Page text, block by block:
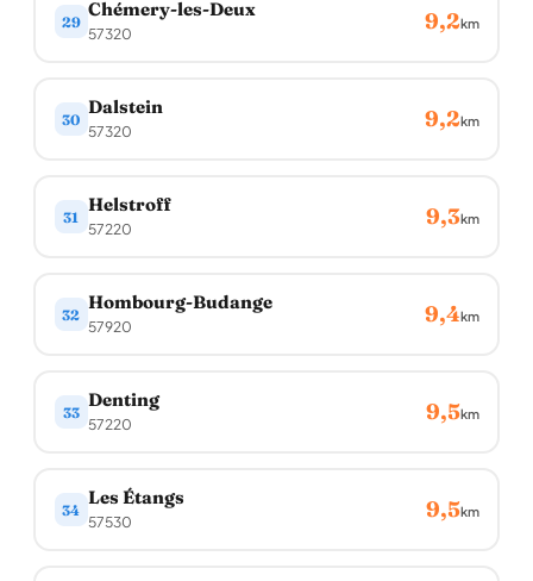
29
Chémery-les-Deux
57320 9,2km
30
Dalstein
57320 9,2km
31
Helstroff
57220 9,3km
32
Hombourg-Budange
57920 9,4km
33
Denting
57220 9,5km
34
Les Étangs
57530 9,5km